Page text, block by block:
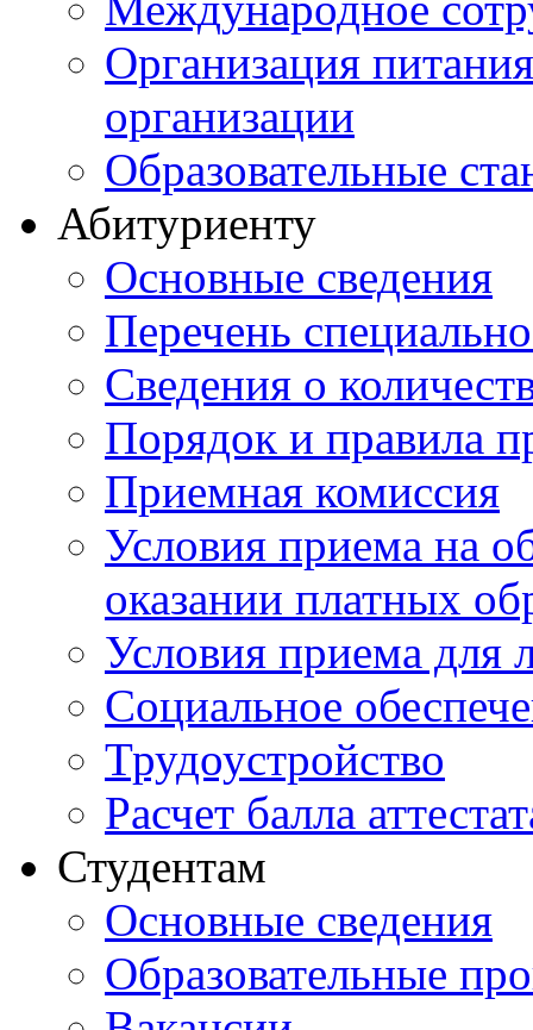
Организация
организации
Образовательные
Абитуриенту
Основные сведения
Перечень
Cведения о
Порядок и правила
Приемная комиссия
Условия приема на
оказании платных
Условия приема для
Социальное
Трудоустройство
Расчет балла
Студентам
Основные сведения
Образовательные